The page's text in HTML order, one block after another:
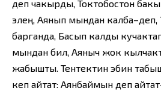
деп чакырды, Токтобостон
элең, Аянып мындан калба–деп,
барганда, Басып калды
мындан бил, Аяныч жок
жабышты. Тентектин эбин
кеп айтат: Аянбаймын деп